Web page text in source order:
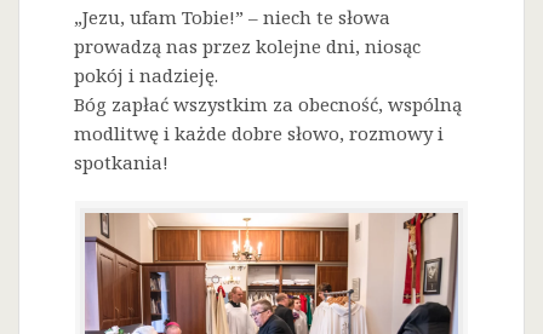
„Jezu, ufam Tobie!” – niech te słowa
prowadzą nas przez kolejne dni, niosąc
pokój i nadzieję.
Bóg zapłać wszystkim za obecność, wspólną
modlitwę i każde dobre słowo, rozmowy i
spotkania!